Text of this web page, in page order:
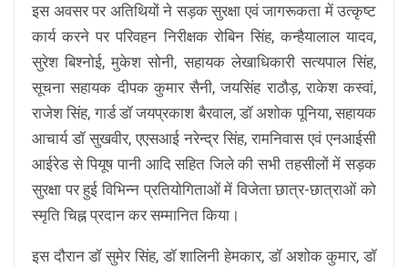
इस अवसर पर अतिथियों ने सड़क सुरक्षा एवं जागरूकता में उत्कृष्ट
कार्य करने पर परिवहन निरीक्षक रोबिन सिंह, कन्हैयालाल यादव,
सुरेश बिश्नोई, मुकेश सोनी, सहायक लेखाधिकारी सत्यपाल सिंह,
सूचना सहायक दीपक कुमार सैनी, जयसिंह राठौड़, राकेश कस्वां,
राजेश सिंह, गार्ड डॉ जयप्रकाश बैरवाल, डॉ अशोक पूनिया, सहायक
आचार्य डॉ सुखवीर, एएसआई नरेन्द्र सिंह, रामनिवास एवं एनआईसी
आईरेड से पियूष पानी आदि सहित जिले की सभी तहसीलों में सड़क
सुरक्षा पर हुई विभिन्न प्रतियोगिताओं में विजेता छात्र-छात्राओं को
स्मृति चिह्न प्रदान कर सम्मानित किया।
इस दौरान डॉ सुमेर सिंह, डॉ शालिनी हेमकार, डॉ अशोक कुमार, डॉ